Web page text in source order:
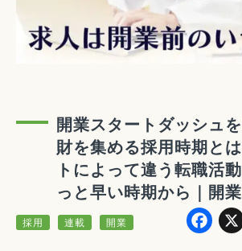
開業スタートダッシュ
財を集める採用時期と
トによって違う転職活
っと早い時期から｜開
採用 連載 開業